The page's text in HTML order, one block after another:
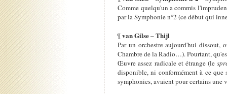
Comme quelqu'un a commis
par la Symphonie n°2 (ce début qui
¶van Gilse – Thijl
Par un orchestre aujourd'hui dissout,
Chambre de la Radio…). Pourtant,
Œuvre assez radicale et étrange (le
disponible, ni conformément à ce que
symphonies, avaient pour certains